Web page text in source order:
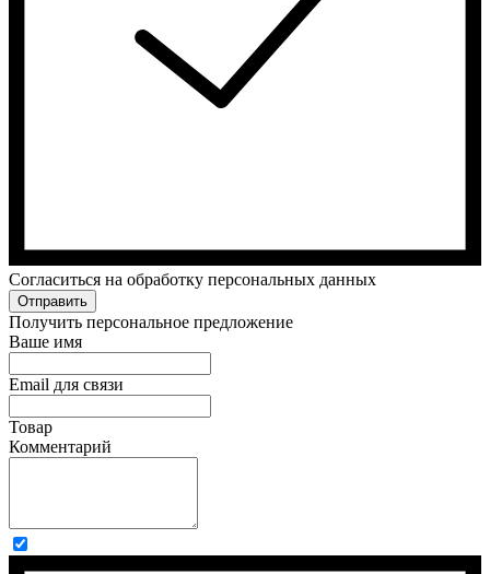
Cогласиться на обработку персональных данных
Отправить
Получить персональное предложение
Ваше имя
Email для связи
Товар
Комментарий